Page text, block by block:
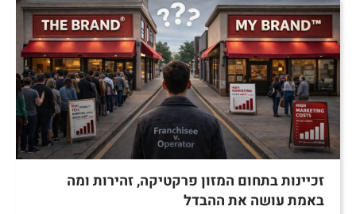
זכיינות בתחום המזון פרקטיקה, זהירות ומה
באמת עושה את ההבדל